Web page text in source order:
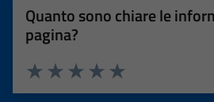
Quanto sono chiare le
pagina?
Valuta 5 stelle su 5
Valuta 4 stelle su 5
Valuta 3 stelle su 5
Valuta 2 stelle su 5
Valuta 1 stelle su 5